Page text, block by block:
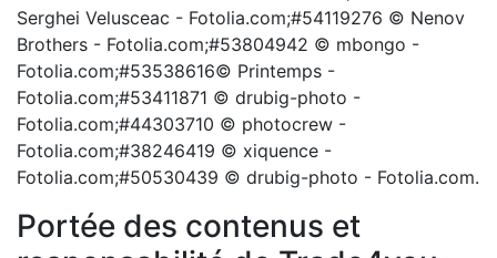
Serghei Velusceac - Fotolia.com;#54119276 © Nenov
Brothers - Fotolia.com;#53804942 © mbongo -
Fotolia.com;#53538616© Printemps -
Fotolia.com;#53411871 © drubig-photo -
Fotolia.com;#44303710 © photocrew -
Fotolia.com;#38246419 © xiquence -
Fotolia.com;#50530439 © drubig-photo - Fotolia.com.
Portée des contenus et